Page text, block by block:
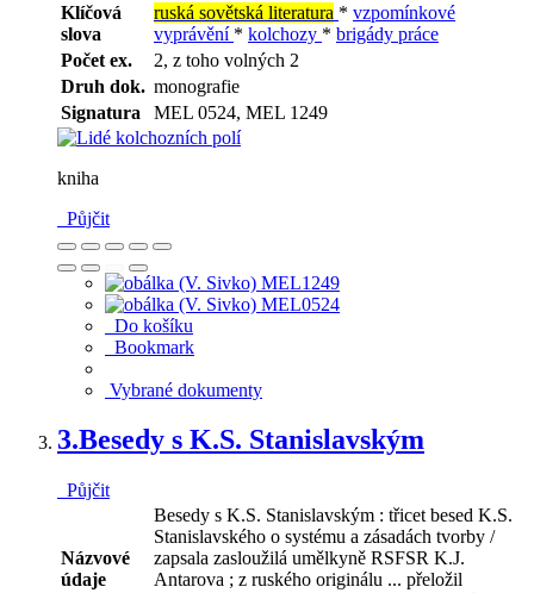
Klíčová
slova
ruská sovětská literatura * vzpomínkové
vyprávění * kolchozy * brigády práce
Počet ex.
2, z toho volných 2
Druh dok. monografie
Signatura
MEL 0524, MEL 1249
kniha
Půjčit
Do košíku
Bookmark
Vybrané dokumenty
3.Besedy s K.S. Stanislavským
Půjčit
Názvové
údaje
Besedy s K.S. Stanislavským : třicet besed K.S.
Stanislavského o systému a zásadách tvorby /
zapsala zasloužilá umělkyně RSFSR K.J.
Antarova ; z ruského originálu ... přeložil